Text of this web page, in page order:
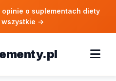
o suplementach diety
→